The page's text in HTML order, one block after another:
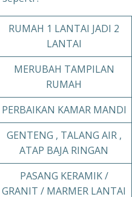
RUMAH 1 LANTAI JADI 2
LANTAI
MERUBAH TAMPILAN
RUMAH
PERBAIKAN KAMAR MANDI
GENTENG , TALANG AIR ,
ATAP BAJA RINGAN
PASANG KERAMIK /
GRANIT / MARMER LANTAI